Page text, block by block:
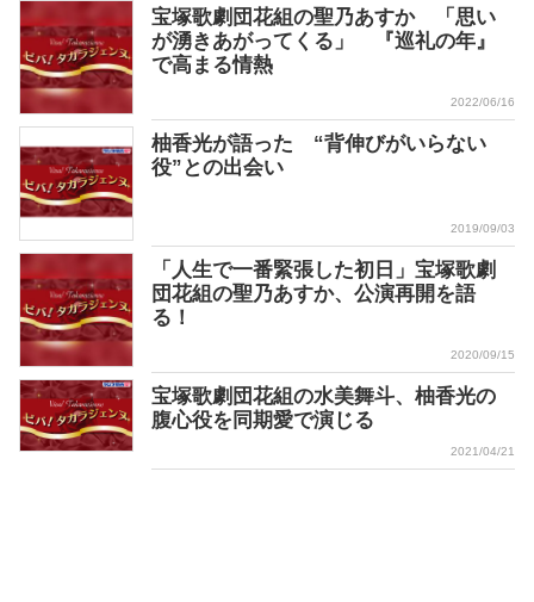
宝塚歌劇団花組の聖乃あすか 「思い
が湧きあがってくる」 『巡礼の年』
で高まる情熱
2022/06/16
柚香光が語った “背伸びがいらない
役”との出会い
2019/09/03
「人生で一番緊張した初日」宝塚歌劇
団花組の聖乃あすか、公演再開を語
る！
2020/09/15
宝塚歌劇団花組の水美舞斗、柚香光の
腹心役を同期愛で演じる
2021/04/21